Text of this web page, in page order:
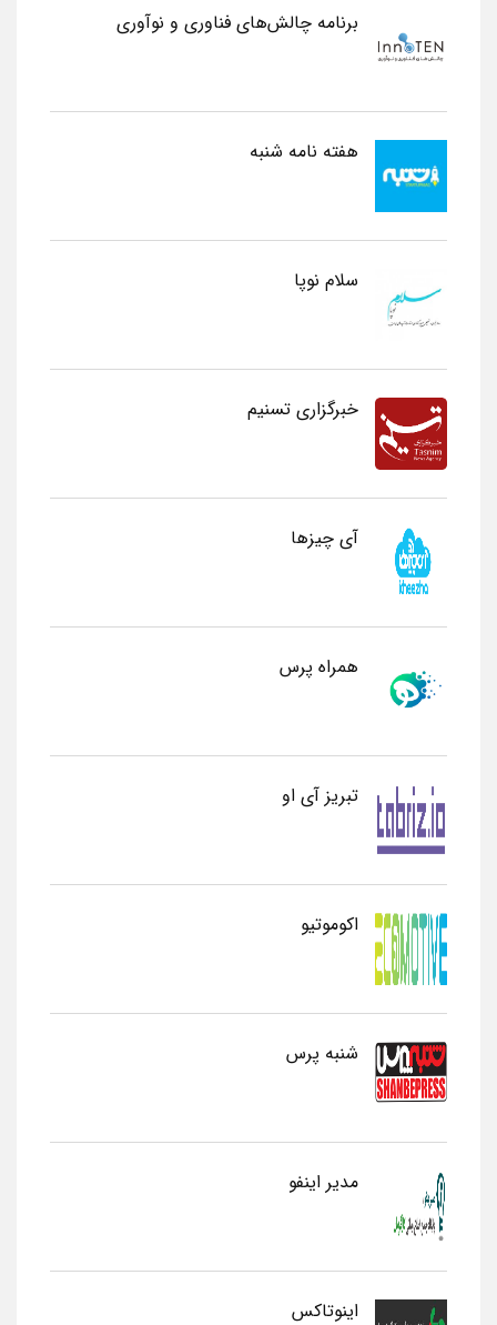
برنامه چالش‌های فناوری و نوآوری
هفته نامه شنبه
سلام نوپا
خبرگزاری تسنیم
آی چیزها
همراه پرس
تبریز آی او
اکوموتیو
شنبه پرس
مدیر اینفو
اینوتاکس